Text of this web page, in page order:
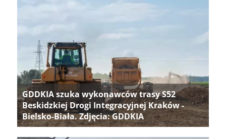
GDDKIA szuka wykonawców trasy S52
Beskidzkiej Drogi Integracyjnej Kraków -
Bielsko-Biała. Zdjęcia: GDDKIA